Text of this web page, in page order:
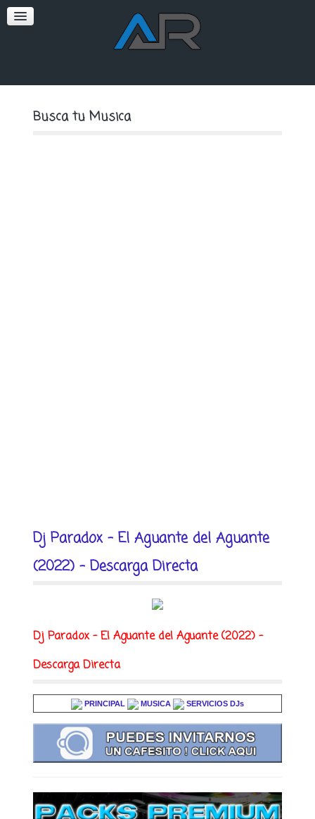
SOFT
Busca tu Musica
Dj Paradox - El Aguante del Aguante
(2022) - Descarga Directa
Dj Paradox - El Aguante del Aguante (2022) -
Descarga Directa
PRINCIPAL MUSICA SERVICIOS DJs